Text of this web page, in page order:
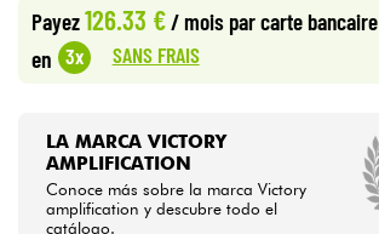
Bundle
Payez126.33 € / mois par carte bancaire
en 3x SANS FRAIS
LA MARCA VICTORY
AMPLIFICATION
Conoce más sobre la marca Victory
amplification y descubre todo el
catálogo.